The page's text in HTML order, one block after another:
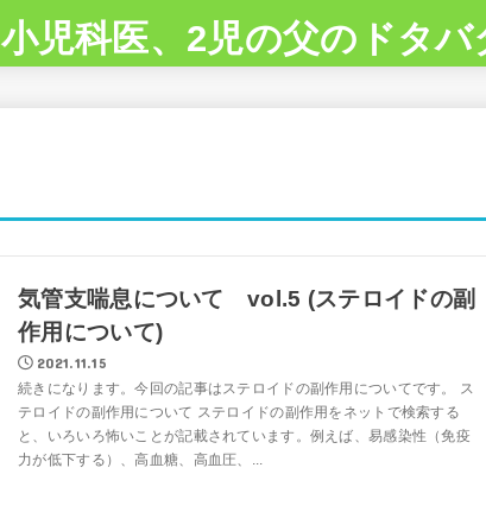
小児科医、2児の父のドタバ
気管支喘息について vol.5 (ステロイドの副
作用について)
2021.11.15
続きになります。今回の記事はステロイドの副作用についてです。 ス
テロイドの副作用について ステロイドの副作用をネットで検索する
と、いろいろ怖いことが記載されています。例えば、易感染性（免疫
力が低下する）、高血糖、高血圧、...